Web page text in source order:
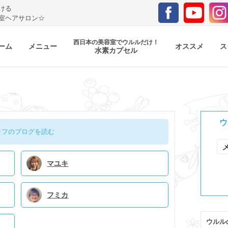
る
ヘアサロン☆
ム メニュー 西日本の美容室でウルルだけ！
水素カプセル オススメ
のブログを読む
マユキ
フミカ
ウルル